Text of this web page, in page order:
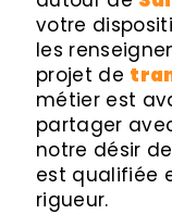
votre
les
projet de
métier est
partager
notre désir
est qualifiée
rigueur.